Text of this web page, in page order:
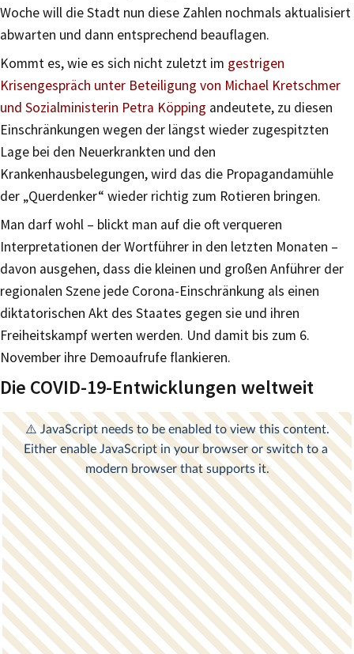
Woche will die Stadt nun diese Zahlen nochmals aktualisiert
abwarten und dann entsprechend beauflagen.
Kommt es, wie es sich nicht zuletzt im gestrigen
Krisengespräch unter Beteiligung von Michael Kretschmer
und Sozialministerin Petra Köpping andeutete, zu diesen
Einschränkungen wegen der längst wieder zugespitzten
Lage bei den Neuerkrankten und den
Krankenhausbelegungen, wird das die Propagandamühle
der „Querdenker“ wieder richtig zum Rotieren bringen.
Man darf wohl – blickt man auf die oft verqueren
Interpretationen der Wortführer in den letzten Monaten –
davon ausgehen, dass die kleinen und großen Anführer der
regionalen Szene jede Corona-Einschränkung als einen
diktatorischen Akt des Staates gegen sie und ihren
Freiheitskampf werten werden. Und damit bis zum 6.
November ihre Demoaufrufe flankieren.
Die COVID-19-Entwicklungen weltweit